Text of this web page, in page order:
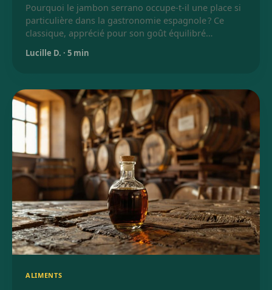
Pourquoi le jambon serrano occupe-t-il une place si
particulière dans la gastronomie espagnole ? Ce
classique, apprécié pour son goût équilibré…
Lucille D. · 5 min
ALIMENTS